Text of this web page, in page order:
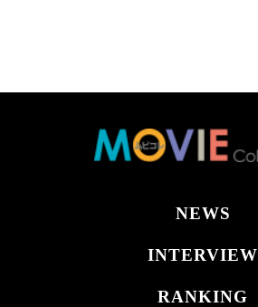
NEWS
INTERVIEW
RANKING